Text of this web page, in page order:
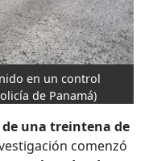
en un control
de Panamá)
una treintena de
comenzó